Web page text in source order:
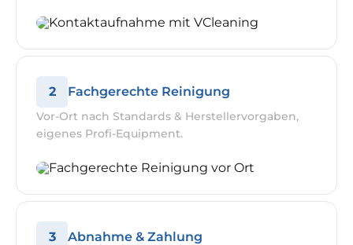
2 Fachgerechte Reinigung
Vor-Ort nach Standards & Herstellervorgaben,
eigenes Profi-Equipment.
3 Abnahme & Zahlung